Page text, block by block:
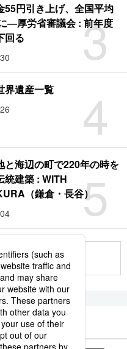
3
55円引き上げ、全国平均
―厚労省審議会 : 前年度
回る
4
界遺産一覧
5
と海辺の町で220年の時を
統建築 : WITH
（鎌倉・長谷）